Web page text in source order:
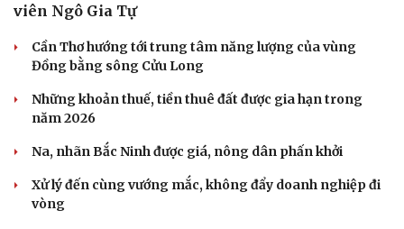
viên Ngô Gia Tự
Cần Thơ hướng tới trung tâm năng lượng của vùng
Đồng bằng sông Cửu Long
Những khoản thuế, tiền thuê đất được gia hạn trong
năm 2026
Na, nhãn Bắc Ninh được giá, nông dân phấn khởi
Xử lý đến cùng vướng mắc, không đẩy doanh nghiệp đi
vòng